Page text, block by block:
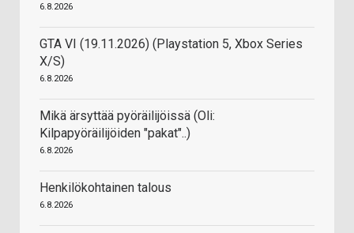
6.8.2026
GTA VI (19.11.2026) (Playstation 5, Xbox Series
X/S)
6.8.2026
Mikä ärsyttää pyöräilijöissä (Oli:
Kilpapyöräilijöiden "pakat"..)
6.8.2026
Henkilökohtainen talous
6.8.2026